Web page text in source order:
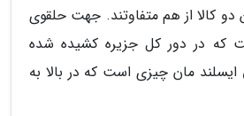
دو کالا از هم متفاوتند. جهت حلقوی
که در دور کل جزیره کشیده شده
مان چیزی است که در بالا به